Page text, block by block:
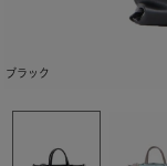
ブラック